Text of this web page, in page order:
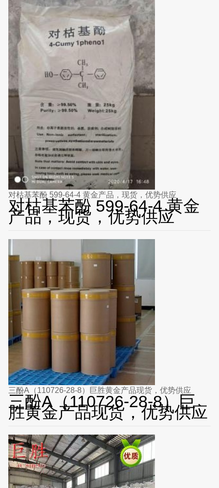
对枯基苯酚 599-64-4 黄金产品，现货，优势供应
对枯基苯酚 599-64-4 黄金
产品，现货，优势供应
三酚A（110726-28-8）巨胜黄金产品现货，优势供应
三酚A（110726-28-8）巨
胜黄金产品现货，优势供应